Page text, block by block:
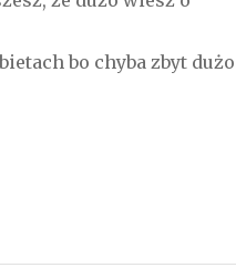
bo chyba zbyt